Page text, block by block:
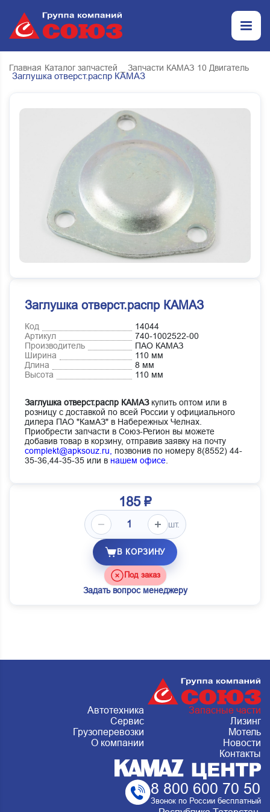
Главная Каталог запчастей _ Запчасти КАМАЗ 10 Двигатель
Заглушка отверст.распр КАМАЗ
Заглушка отверст.распр КАМАЗ
Код
14044
Артикул
740-1002522-00
Производитель
ПАО КАМАЗ
Ширина
110 мм
Длина
8 мм
Высота
110 мм
Заглушка отверст.распр КАМАЗкупить оптом или в
розницу с доставкой по всей России у официального
дилера ПАО "КамАЗ" в Набережных Челнах.
Приобрести запчасти в Союз-Регион вы можете
добавив товар в корзину, отправив заявку на почту
complekt@apksouz.ru,
позвонив по номеру 8(8552) 44-
35-36,44-35-35 или в нашем офисе
185 ₽
шт.
В КОРЗИНУ
Под заказ
Задать вопрос менеджеру
Автотехника
Запасные части
Сервис
Лизинг
Грузоперевозки
Мотель
О компании
Новости
Контакты
8 800 600 70 50
Звонок по России бесплатный